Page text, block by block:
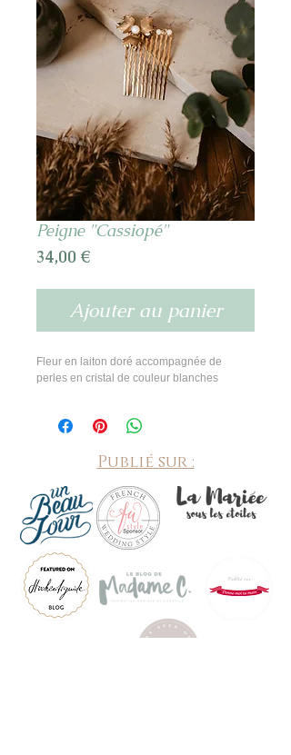
Peigne "Cassiopé"
34,00 €Prix
Ajouter au panier
Fleur en laiton doré accompagnée de
perles en cristal de couleur blanches
Publié sur :